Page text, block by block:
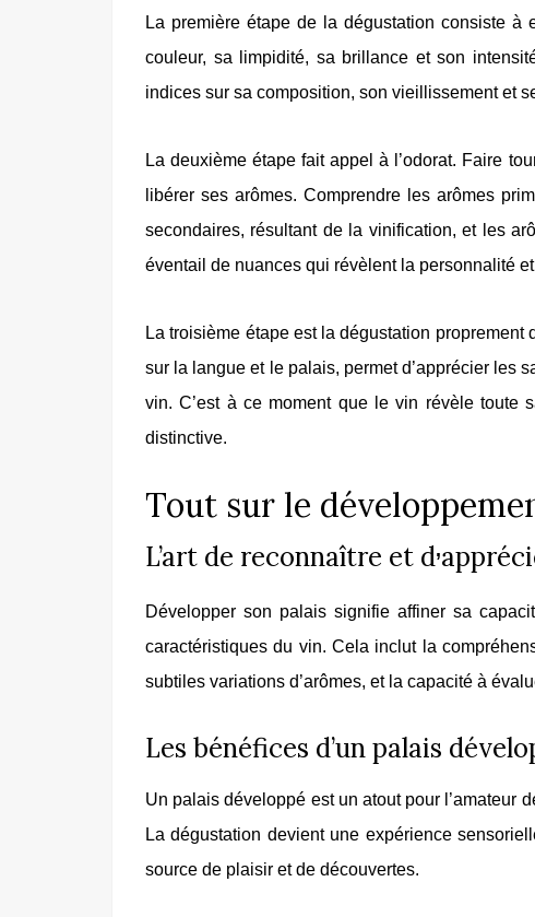
La première étape de la dégustation consiste
couleur, sa limpidité, sa brillance et son
indices sur sa composition, son vieillissement et
La deuxième étape fait appel à l’odorat. Faire
libérer ses arômes. Comprendre les arômes
secondaires, résultant de la vinification, et les
éventail de nuances qui révèlent la personnalité
La troisième étape est la dégustation
sur la langue et le palais, permet d’apprécier les
vin. C’est à ce moment que le vin révèle toute
distinctive.
Tout sur le
L’art de reconnaître et d’
Développer son palais signifie affiner sa
caractéristiques du vin. Cela inclut la
subtiles variations d’arômes, et la capacité à
Les bénéfices d’un palais
Un palais développé est un atout pour l’amateur
La dégustation devient une expérience
source de plaisir et de découvertes.